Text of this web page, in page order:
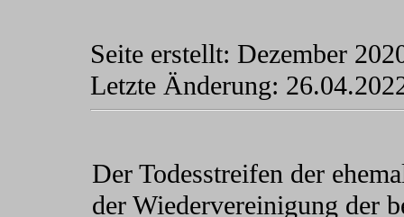
Seite erstellt: Dezember
Letzte Änderung:
Der Todesstreifen der
der Wiedervereinigung der